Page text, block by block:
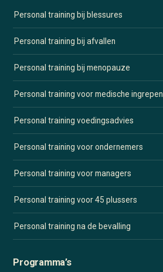
Personal training bij blessures
Personal training bij afvallen
Personal training bij menopauze
Personal training voor medische ingrepen
Personal training voedingsadvies
Personal training voor ondernemers
Personal training voor managers
Personal training voor 45 plussers
Personal training na de bevalling
Programma’s